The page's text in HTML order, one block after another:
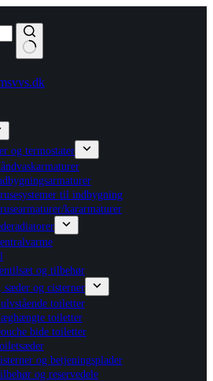
og termostater
til indbygning
kararmaturer
og tilbehør
sæder og cisterner
toiletter
toiletter
bide toiletter
og betjeningsplader
og reservedele